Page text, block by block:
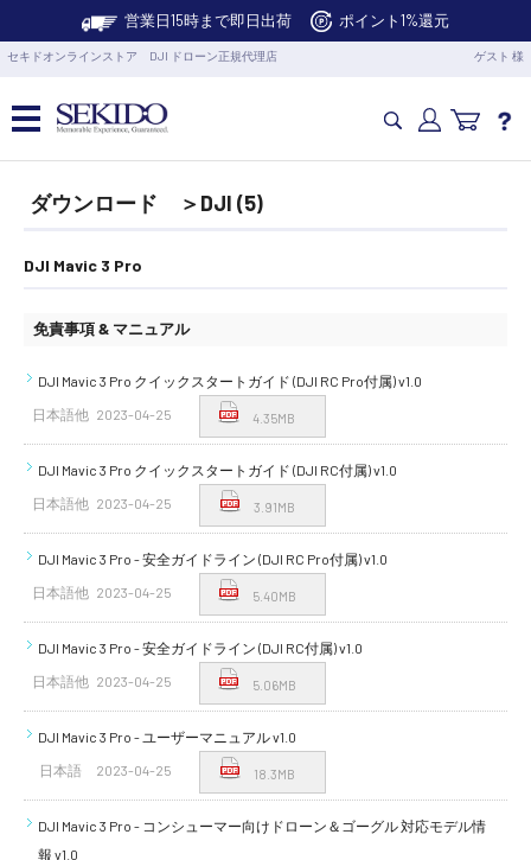
営業日15時まで即日出荷 ポイント1%還元
セキドオンラインストア DJI ドローン正規代理店 ゲスト 様
カメラドローン・生活家電
カメラ・スタビライザー
業務用ドローン・業務関連製品
水中ドローン(ROV)・水中スクーター
RC・ロボット部品
講習会･国家資格･WEBセミナー
定期配信!
サポート・Q&A / 法人・学生のお客様
取扱店舗一覧
ダウンロード ＞DJI (5)
DJI Mavic 3 Pro
免責事項 & マニュアル
DJI Mavic 3 Pro クイックスタートガイド (DJI RC Pro付属) v1.0
日本語他 2023-04-25 4.35MB
DJI Mavic 3 Pro クイックスタートガイド (DJI RC付属) v1.0
日本語他 2023-04-25 3.91MB
DJI Mavic 3 Pro - 安全ガイドライン (DJI RC Pro付属) v1.0
日本語他 2023-04-25 5.40MB
DJI Mavic 3 Pro - 安全ガイドライン (DJI RC付属) v1.0
日本語他 2023-04-25 5.06MB
DJI Mavic 3 Pro - ユーザーマニュアル v1.0
日本語
2023-04-25 18.3MB
DJI Mavic 3 Pro - コンシューマー向けドローン＆ゴーグル 対応モデル情
報 v1.0